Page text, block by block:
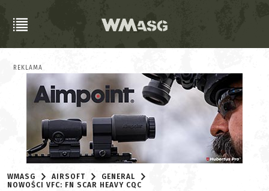
REKLAMA
WMASG AIRSOFT
GENERAL
NOWOŚCI VFC: FN SCAR HEAVY CQC